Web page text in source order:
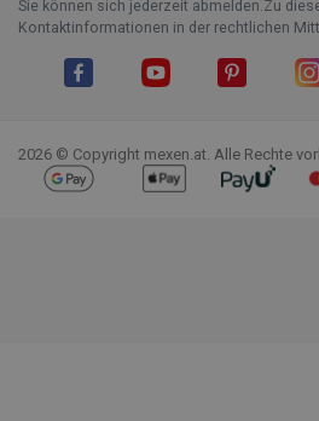
Sie können sich jederzeit abmelden.Zu
Kontaktinformationen in der rechtlichen
2026 © Copyright mexen.at. Alle Rechte